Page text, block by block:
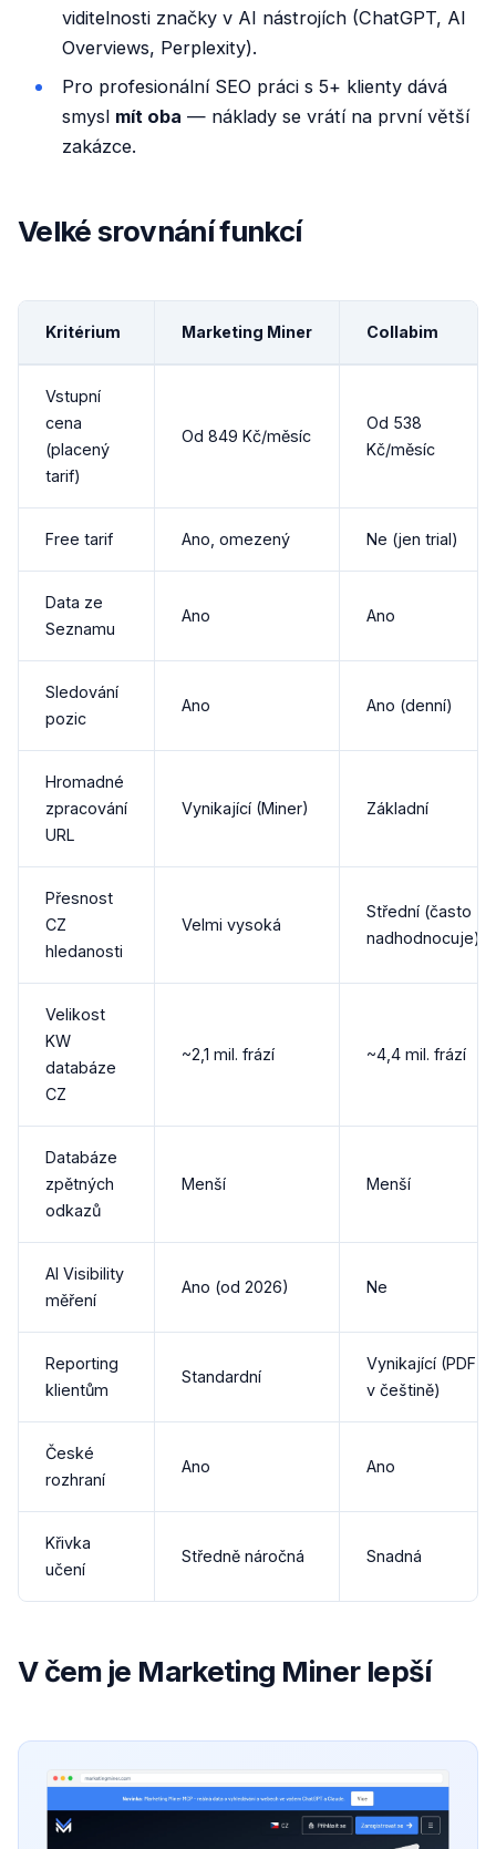
viditelnosti značky v AI nástrojích (ChatGPT, AI
Overviews, Perplexity).
Pro profesionální SEO práci s 5+ klienty dává
smysl mít oba — náklady se vrátí na první větší
zakázce.
Velké srovnání funkcí
Kritérium Marketing Miner Collabim
Vstupní
cena
(placený
tarif)
Od 849 Kč/měsíc
Od 538
Kč/měsíc
Free tarif Ano, omezený Ne (jen trial)
Data ze
Seznamu
Ano Ano
Sledování
pozic
Ano Ano (denní)
Hromadné
zpracování
URL
Vynikající (Miner) Základní
Přesnost
CZ
hledanosti
Velmi vysoká
Střední (často
nadhodnocuje)
Velikost
KW
databáze
CZ
~2,1 mil. frází ~4,4 mil. frází
Databáze
zpětných
odkazů
Menší Menší
AI Visibility
měření
Ano (od 2026) Ne
Reporting
klientům
Standardní
Vynikající (PDF
v češtině)
České
rozhraní
Ano Ano
Křivka
učení
Středně náročná Snadná
V čem je Marketing Miner lepší